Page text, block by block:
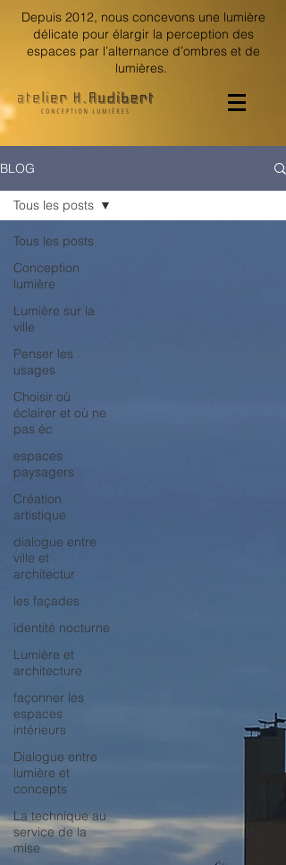
Depuis 2012, nous concevons une lumière
délicate pour élargir la perception des
espaces par l’alternance d’ombres et de
lumières.
BLOG
Tous les posts
Conception
lumière
Lumière sur la
ville
Penser les
usages
Choisir où
éclairer et où ne
pas éc
espaces
paysagers
Création
artistique
dialogue entre
ville et
architectur
les façades
identité nocturne
Lumière et
architecture
façonner les
espaces
intérieurs
Dialogue entre
lumière et
concepts
La technique au
service de la
mise
Tous les posts